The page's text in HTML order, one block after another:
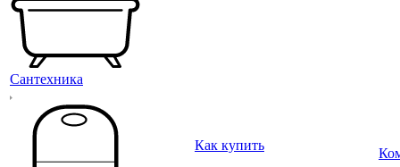
Сантехника
Как купить